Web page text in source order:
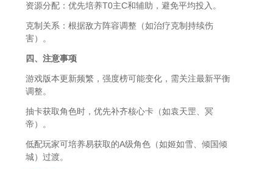
资源分配：优先培养T0主C和辅助，避免平均投入。
克制关系：根据敌方阵容调整（如治疗克制持续伤
害）。
四、注意事项
游戏版本更新频繁，强度榜可能变化，需关注最新平衡
调整。
抽卡获取角色时，优先补齐核心卡（如袁天罡、冥
帝）。
低配玩家可培养易获取的A级角色（如姬如雪、倾国倾
城）过渡。